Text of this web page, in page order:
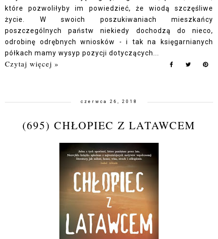
które pozwoliłyby im powiedzieć, że wiodą szczęśliwe
życie. W swoich poszukiwaniach mieszkańcy
poszczególnych państw niekiedy dochodzą do nieco,
odrobinę odrębnych wniosków - i tak na księgarnianych
półkach mamy wysyp pozycji dotyczących...
Czytaj więcej »
czerwca 26, 2018
(695) CHŁOPIEC Z LATAWCEM